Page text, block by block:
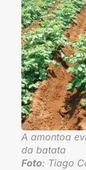
A amontoa
da batata
Foto: Tiago